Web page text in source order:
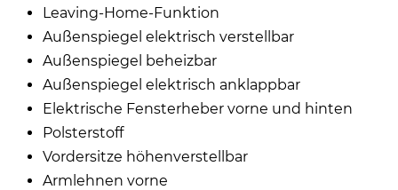
Leaving-Home-Funktion
Außenspiegel elektrisch verstellbar
Außenspiegel beheizbar
Außenspiegel elektrisch anklappbar
Elektrische Fensterheber vorne und hinten
Polsterstoff
Vordersitze höhenverstellbar
Armlehnen vorne